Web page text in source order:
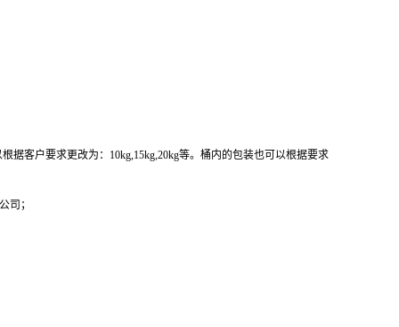
据客户要求更改为：10kg,15kg,20kg等。桶内的包装也可以根据要求
司；